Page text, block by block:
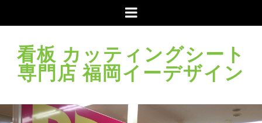
メ
ニ
ー
看板 カッティングシート
専門店 福岡イーデザイン